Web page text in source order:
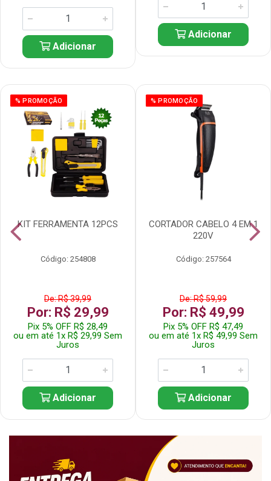
Adicionar
Adicionar
% PROMOÇÃO
KIT FERRAMENTA 12PCS
Código: 254808
De: R$ 39,99
Por: R$ 29,99
Pix 5% OFF R$ 28,49
ou em até 1x R$ 29,99 Sem
Juros
Adicionar
% PROMOÇÃO
CORTADOR CABELO 4 EM 1
220V
Código: 257564
De: R$ 59,99
Por: R$ 49,99
Pix 5% OFF R$ 47,49
ou em até 1x R$ 49,99 Sem
Juros
Adicionar